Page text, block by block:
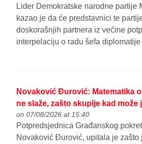
Lider Demokratske narodne partije
kazao je da će predstavnici te
doskorašnjih partnera iz većine
interpelaciju o radu šefa
Novaković Đurović: Matematika
ne slaže, zašto skuplje kad može
on 07/08/2026 at 15:40
Potpredsjednica Građanskog
Novaković Đurović, upitala je